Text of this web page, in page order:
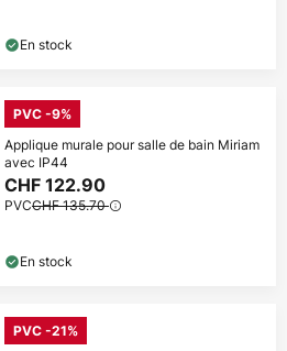
En stock
PVC -9%
Applique murale pour salle de bain Miriam
avec IP44
CHF 122.90
PVCCHF 135.70
En stock
PVC -21%